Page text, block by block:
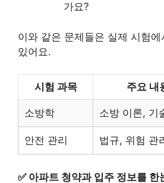
가요?
이와 같은 문제들은 실제 시험
있어요.
시험 과목 주요 내
소방학 소방 이론, 기
안전 관리 법규, 위험 관
✅ 아파트 청약과 입주 정보를 한